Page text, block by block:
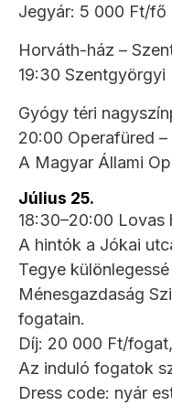
Jegyár: 5 000 Ft/fő
Horváth-ház –
19:30 Szentgyörgyi
Gyógy téri
20:00 Operafüred –
A Magyar Állami
Július 25.
18:30–20:00 Lovas
A hintók a Jókai
Tegye
Ménesgazdaság
fogatain.
Díj: 20 000 Ft/
Az induló fogatok
Dress code: nyár